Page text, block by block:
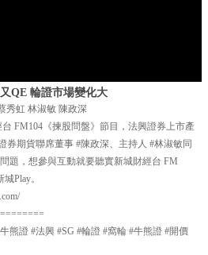
QE 輪證市場變化大
秀虹 林淑敏 陳政深
FM104《揀股問盤》節目，法興證券上市產
券期貨聯席董事 #陳政深、主持人 #林淑敏同
題，想參與互動就要聽實新城財經台 FM
Play。
熊證 #法興 #SG #輪證 #窩輪 #牛熊證 #開價